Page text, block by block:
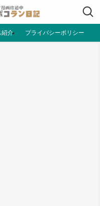
紹介 プライバシーポリシー